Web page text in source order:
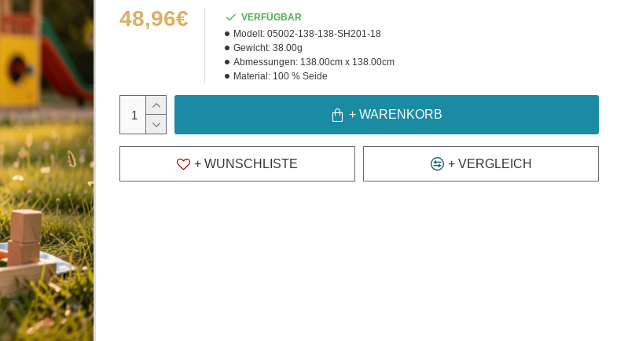
48,96€
VERFÜGBAR
Modell: 05002-138-138-SH201-18
Gewicht: 38.00g
Abmessungen: 138.00cm x 138.00cm
Material: 100 % Seide
+ WARENKORB
+ WUNSCHLISTE + VERGLEICH